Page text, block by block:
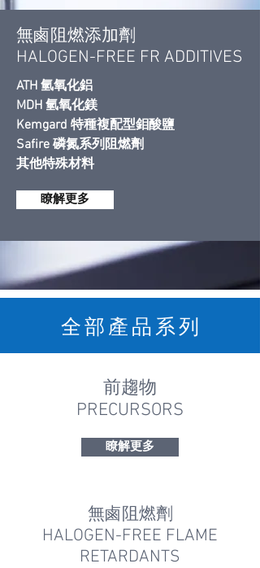
無鹵阻燃添加劑
HALOGEN-FREE FR ADDITIVES
ATH 氫氧化鋁
MDH 氫氧化鎂
Kemgard 特種複配型鉬酸鹽
Safire 磷氮系列阻燃劑
​其他特殊材料
瞭解更多
全 部 產 品 系 列
前趨物
PRECURSORS
瞭解更多
無鹵阻燃劑
HALOGEN-FREE FLAME
RETARDANTS